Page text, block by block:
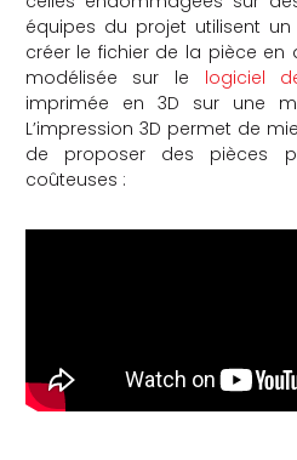
équipes du projet utilisent
créer le fichier de la pièce en
modélisée sur le logiciel
imprimée en 3D sur une
L’impression 3D permet de
de proposer des pièces
coûteuses :